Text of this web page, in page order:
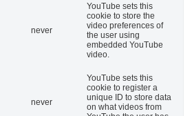
never
YouTube sets this
cookie to store the
video preferences of
the user using
embedded YouTube
video.
never
YouTube sets this
cookie to register a
unique ID to store data
on what videos from